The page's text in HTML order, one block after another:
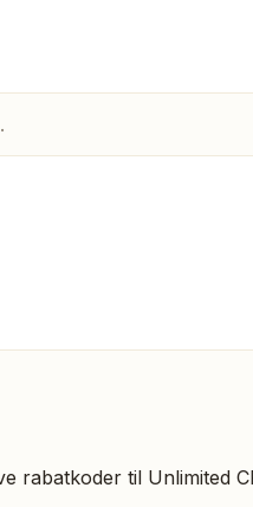
rabatkoder til Unlimited